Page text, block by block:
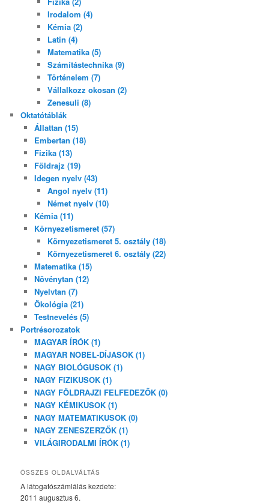
Irodalom (4)
Kémia (2)
Latin (4)
Matematika (5)
Számítástechnika (9)
Történelem (7)
Vállalkozz okosan (2)
Zenesuli (8)
Oktatótáblák
Állattan (15)
Embertan (18)
Fizika (13)
Földrajz (19)
Idegen nyelv (43)
Angol nyelv (11)
Német nyelv (10)
Kémia (11)
Környezetismeret (57)
Környezetismeret 5. osztály (18)
Környezetismeret 6. osztály (22)
Matematika (15)
Növénytan (12)
Nyelvtan (7)
Ökológia (21)
Testnevelés (5)
Portrésorozatok
MAGYAR ÍRÓK (1)
MAGYAR NOBEL-DÍJASOK (1)
NAGY BIOLÓGUSOK (1)
NAGY FIZIKUSOK (1)
NAGY FÖLDRAJZI FELFEDEZŐK (0)
NAGY KÉMIKUSOK (1)
NAGY MATEMATIKUSOK (0)
NAGY ZENESZERZŐK (1)
VILÁGIRODALMI ÍRÓK (1)
ÖSSZES OLDALVÁLTÁS
A látogatószámlálás kezdete:
2011 augusztus 6.